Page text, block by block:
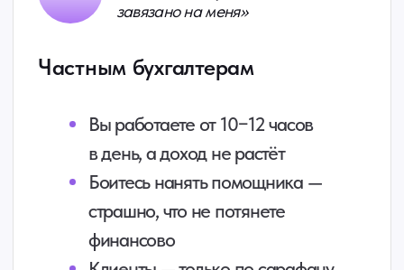
Хотите выйти на 300 000−400 000
«У меня команда (2−10 человек),
но бизнес всё равно держится
вас всё развалится
Доход стоит на месте, поднять
цены страшно — «клиенты уйдут»
Собственникам бухгалтерских
компаний